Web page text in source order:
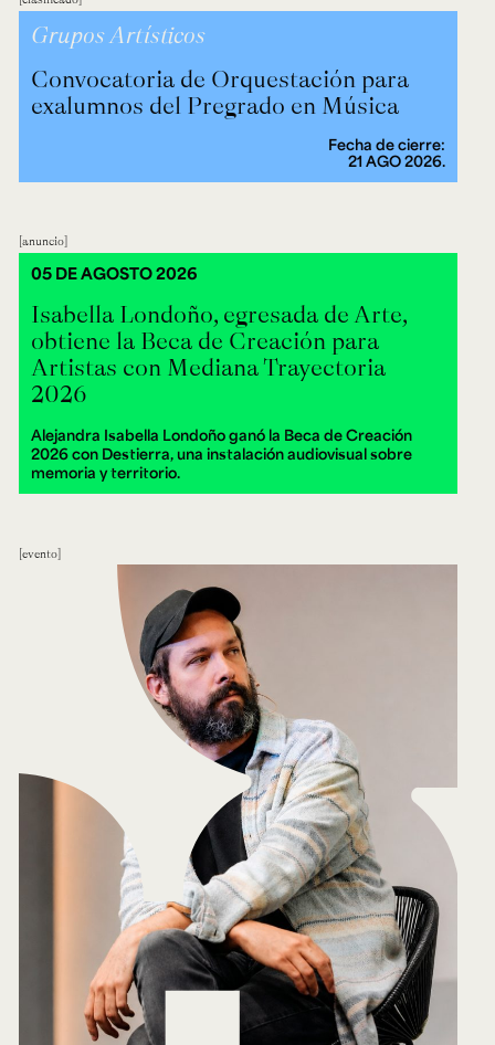
Grupos Artísticos
Convocatoria de Orquestación para
exalumnos del Pregrado en Música
Fecha de cierre:
21 AGO 2026.
anuncio
Isabella Londoño, egresada de Arte,
obtiene la Beca de Creación para
Artistas con Mediana Trayectoria
2026
Alejandra Isabella Londoño ganó la Beca de Creación
2026 con Destierra, una instalación audiovisual sobre
memoria y territorio.
05 DE AGOSTO 2026
evento